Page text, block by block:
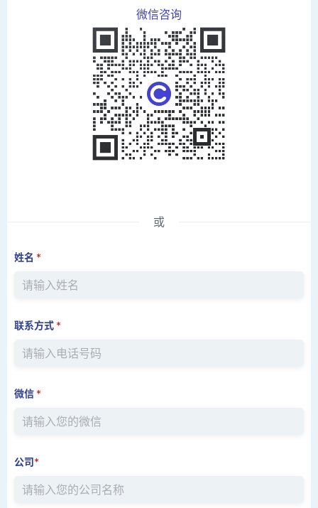
微信咨询
或
姓名 *
联系方式 *
微信 *
公司*